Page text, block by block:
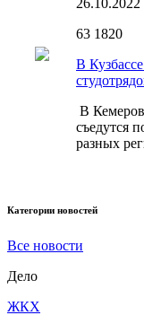
26.10.2022
63 1820
В
В
съедутся
разных
Категории новостей
Все новости
Дело
ЖКХ